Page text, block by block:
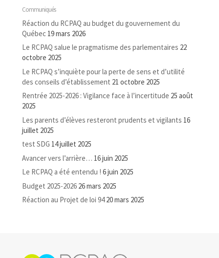
Communiqués
Réaction du RCPAQ au budget du gouvernement du
Québec 19 mars 2026
Le RCPAQ salue le pragmatisme des parlementaires 22
octobre 2025
Le RCPAQ s’inquiète pour la perte de sens et d’utilité
des conseils d’établissement 21 octobre 2025
Rentrée 2025-2026 : Vigilance face à l’incertitude 25 août
2025
Les parents d’élèves resteront prudents et vigilants 16
juillet 2025
test SDG 14 juillet 2025
Avancer vers l’arrière… 16 juin 2025
Le RCPAQ a été entendu ! 6 juin 2025
Budget 2025-2026 26 mars 2025
Réaction au Projet de loi 94 20 mars 2025